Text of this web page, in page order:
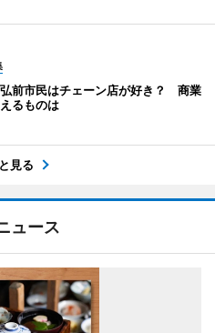
弘前市民はチェーン店が好き？ 商業
るものは
見る
ュース